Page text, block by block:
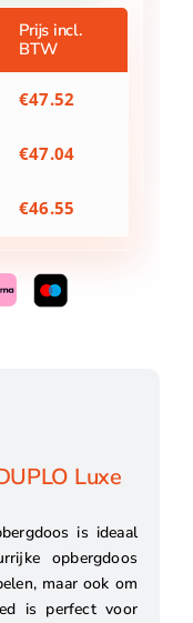
Prijs incl.
BTW
€47.52
€47.04
€46.55
Luxe
is ideaal
opbergdoos
maar ook om
is perfect voor